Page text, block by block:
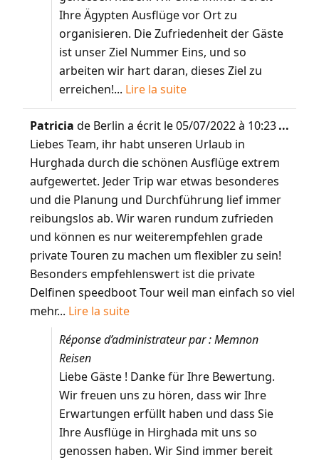
Ihre Ägypten Ausflüge vor Ort zu
organisieren. Die Zufriedenheit der Gäste
ist unser Ziel Nummer Eins, und so
arbeiten wir hart daran, dieses Ziel zu
erreichen!... Lire la suite
Patriciade Berlin a écrit le05/07/2022 à 10:23
Liebes Team, ihr habt unseren Urlaub in
Hurghada durch die schönen Ausflüge extrem
aufgewertet. Jeder Trip war etwas besonderes
und die Planung und Durchführung lief immer
reibungslos ab. Wir waren rundum zufrieden
und können es nur weiterempfehlen grade
private Touren zu machen um flexibler zu sein!
Besonders empfehlenswert ist die private
Delfinen speedboot Tour weil man einfach so viel
mehr... Lire la suite
Réponse d’administrateur par : Memnon
Reisen
Liebe Gäste ! Danke für Ihre Bewertung.
Wir freuen uns zu hören, dass wir Ihre
Erwartungen erfüllt haben und dass Sie
Ihre Ausflüge in Hirghada mit uns so
genossen haben. Wir Sind immer bereit
...